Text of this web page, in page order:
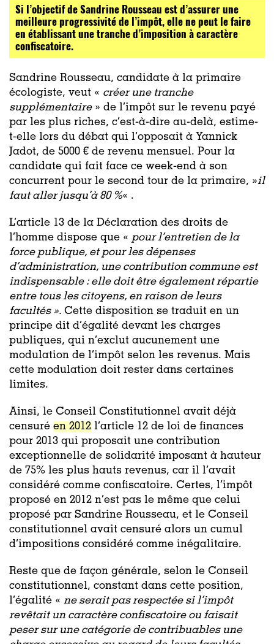
Si l’objectif de Sandrine Rousseau est d’assurer une
meilleure progressivité de l’impôt, elle ne peut le faire
en établissant une tranche d’imposition à caractère
confiscatoire.
Sandrine Rousseau, candidate à la primaire
écologiste, veut « créer une tranche
supplémentaire» de l’impôt sur le revenu payé
par les plus riches, c’est-à-dire au-delà, estime-
t-elle lors du débat qui l’opposait à Yannick
Jadot, de 5000 € de revenu mensuel. Pour la
candidate qui fait face ce week-end à son
concurrent pour le second tour de la primaire, »il
faut aller jusqu’à 80 %« .
L’article 13 de la Déclaration des droits de
l’homme dispose que « pour l’entretien de la
force publique, et pour les dépenses
d’administration, une contribution commune est
indispensable : elle doit être également répartie
entre tous les citoyens, en raison de leurs
facultés ». Cette disposition se traduit en un
principe dit d’égalité devant les charges
publiques, qui n’exclut aucunement une
modulation de l’impôt selon les revenus. Mais
cette modulation doit rester dans certaines
limites.
Ainsi, le Conseil Constitutionnel avait déjà
censuré en 2012 l’article 12 de loi de finances
pour 2013 qui proposait une contribution
exceptionnelle de solidarité imposant à hauteur
de 75% les plus hauts revenus, car il l’avait
considéré comme confiscatoire. Certes, l’impôt
proposé en 2012 n’est pas le même que celui
proposé par Sandrine Rousseau, et le Conseil
constitutionnel avait censuré alors un cumul
d’impositions considéré comme inégalitaire.
Reste que de façon générale, selon le Conseil
constitutionnel, constant dans cette position,
l’égalité « ne serait pas respectée si l’impôt
revêtait un caractère confiscatoire ou faisait
peser sur une catégorie de contribuables une